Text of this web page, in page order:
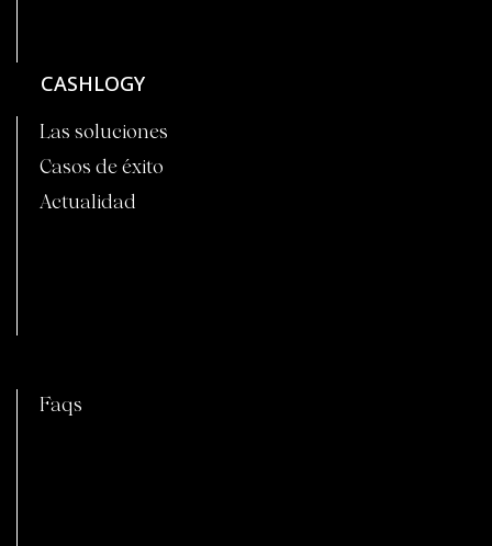
CASHLOGY
Las soluciones
Casos de éxito
Actualidad
Faqs